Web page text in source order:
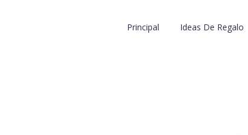
Principal Ideas De Regalo